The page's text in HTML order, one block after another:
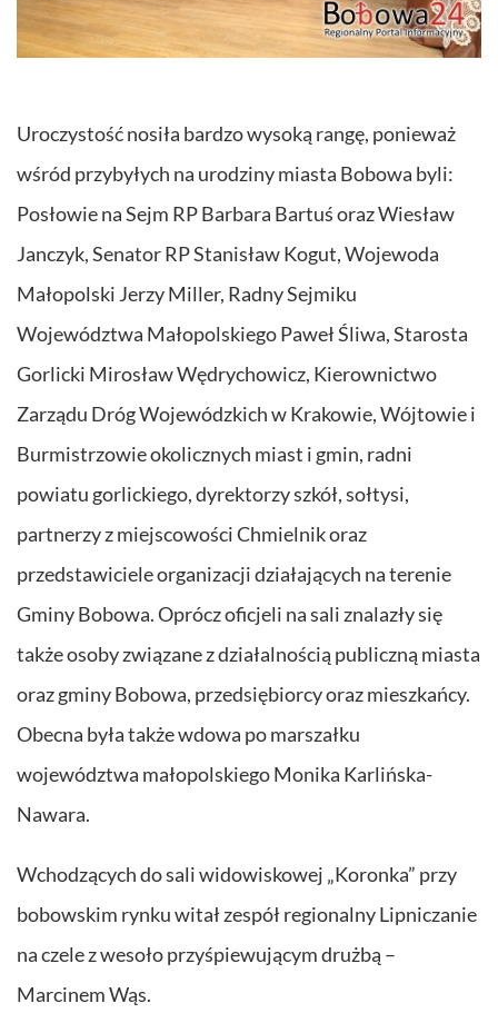
Uroczystość nosiła bardzo wysoką rangę, ponieważ
wśród przybyłych na urodziny miasta Bobowa byli:
Posłowie na Sejm RP Barbara Bartuś oraz Wiesław
Janczyk, Senator RP Stanisław Kogut, Wojewoda
Małopolski Jerzy Miller, Radny Sejmiku
Województwa Małopolskiego Paweł Śliwa, Starosta
Gorlicki Mirosław Wędrychowicz, Kierownictwo
Zarządu Dróg Wojewódzkich w Krakowie, Wójtowie i
Burmistrzowie okolicznych miast i gmin, radni
powiatu gorlickiego, dyrektorzy szkół, sołtysi,
partnerzy z miejscowości Chmielnik oraz
przedstawiciele organizacji działających na terenie
Gminy Bobowa. Oprócz oficjeli na sali znalazły się
także osoby związane z działalnością publiczną miasta
oraz gminy Bobowa, przedsiębiorcy oraz mieszkańcy.
Obecna była także wdowa po marszałku
województwa małopolskiego Monika Karlińska-
Nawara.
Wchodzących do sali widowiskowej „Koronka” przy
bobowskim rynku witał zespół regionalny Lipniczanie
na czele z wesoło przyśpiewującym drużbą –
Marcinem Wąs.